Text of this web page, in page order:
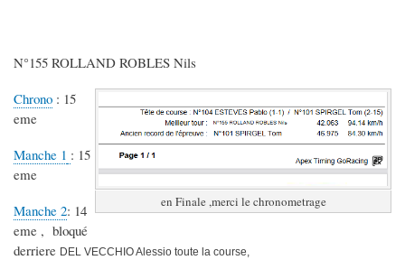
N°155 ROLLAND ROBLES Nils
en Finale ,merci le chronometrage
Chrono : 15
eme
Manche 1 : 15
eme
Manche 2: 14
eme , bloqué
derriere DEL VECCHIO Alessio toute la course,